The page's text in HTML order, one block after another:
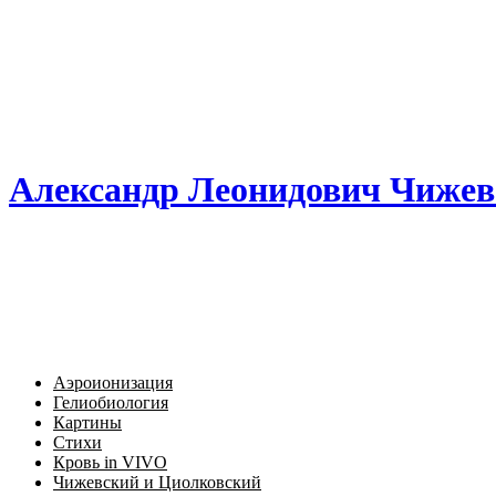
Александр Леонидович
Аэроионизация
Гелиобиология
Картины
Стихи
Кровь in VIVO
Чижевский и Циолковский